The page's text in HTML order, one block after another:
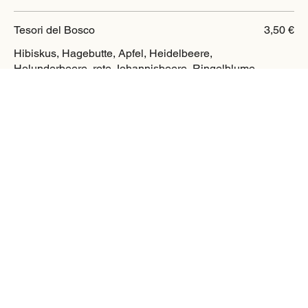
Tesori del Bosco
Hibiskus, Hagebutte, Apfel, Heidelbeere,
Holunderbeere, rote Johannisbeere, Ringelblume,
3,50 €